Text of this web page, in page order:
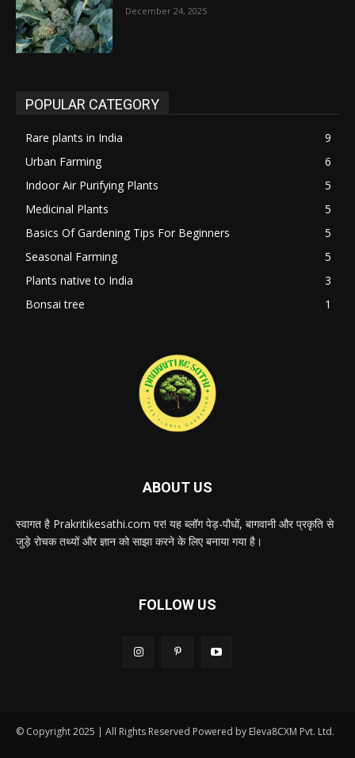
December 24, 2025
POPULAR CATEGORY
Rare plants in India
9
Urban Farming
6
Indoor Air Purifying Plants
5
Medicinal Plants
5
Basics Of Gardening Tips For Beginners
5
Seasonal Farming
5
Plants native to India
3
Bonsai tree
1
ABOUT US
स्वागत है Prakritikesathi.com पर! यह ब्लॉग पेड़-पौधों, बागवानी और प्रकृति से
जुड़े रोचक तथ्यों और ज्ञान को साझा करने के लिए बनाया गया है।
FOLLOW US
© Copyright 2025 | All Rights Reserved Powered by Eleva8CXM Pvt. Ltd.